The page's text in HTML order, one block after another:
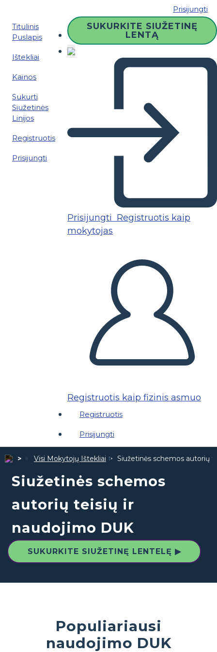
Prisijungti
Titulinis
Puslapis
Ištekliai
Kainos
Sukurti
Siužetinės
Linijos
Registruotis
Prisijungti
SUKURKITE SIUŽETINĘ
LENTĄ
Prisijungti Registruotis kaip
mokytojas
Registruotis kaip fizinis asmuo
Registruotis
Prisijungti
Visi Mokytojų Ištekliai Siužetinės schemos autorių
Siužetinės schemos
autorių teisių ir
naudojimo DUK
SUKURKITE SIUŽETINĘ LENTELĘ ▶
Populiariausi
naudojimo DUK